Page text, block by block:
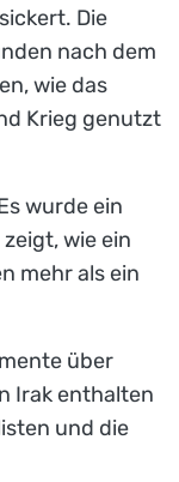
Die
nach dem
wie das
Krieg genutzt
wurde ein
wie ein
mehr als ein
über
Irak enthalten
und die